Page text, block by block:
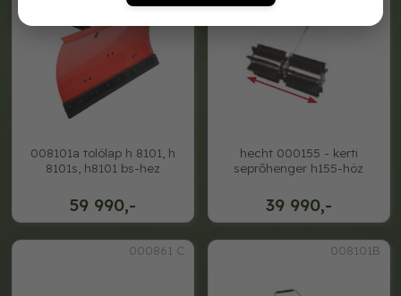
59 990,-
008101a tolólap h 8101, h
8101s, h8101 bs-hez
39 990,-
hecht 000155 - kerti
seprőhenger h155-höz
000861 C 008101B